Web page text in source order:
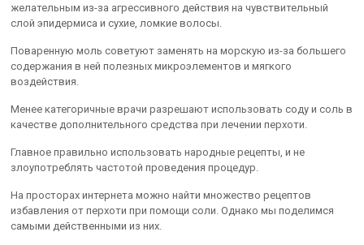
желательным из-за агрессивного действия на чувствительный
слой эпидермиса и сухие, ломкие волосы.
Поваренную моль советуют заменять на морскую из-за большего
содержания в ней полезных микроэлементов и мягкого
воздействия.
Менее категоричные врачи разрешают использовать соду и соль в
качестве дополнительного средства при лечении перхоти.
Главное правильно использовать народные рецепты, и не
злоупотреблять частотой проведения процедур.
На просторах интернета можно найти множество рецептов
избавления от перхоти при помощи соли. Однако мы поделимся
самыми действенными из них.